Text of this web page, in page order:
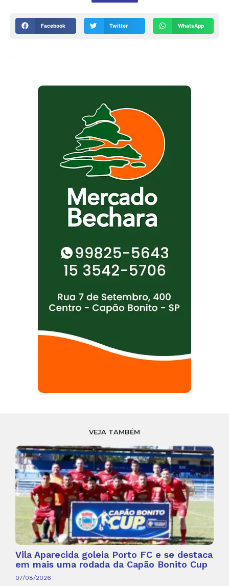
Facebook Twitter WhatsApp
VEJA TAMBÉM
Vila Aparecida goleia Porto FC e se destaca
em mais uma rodada da Capão Bonito Cup
07/08/2026